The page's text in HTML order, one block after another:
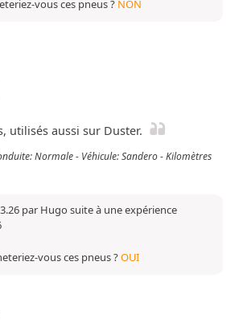
vous ces pneus ? NON
utilisés aussi sur Duster.
Normale - Véhicule: Sandero - Kilomètres
par Hugo suite à une expérience
vous ces pneus ?OUI